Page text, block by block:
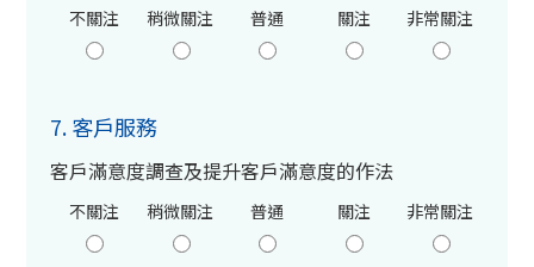
不關注 稍微關注 普通 關注 非常關注
7. 客戶服務
客戶滿意度調查及提升客戶滿意度的作法
不關注 稍微關注 普通 關注 非常關注